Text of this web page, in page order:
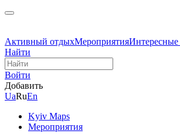
Активный отдыхМероприятияИнтересные
Найти
Войти
Добавить
UaRuEn
Kyiv Maps
Мероприятия